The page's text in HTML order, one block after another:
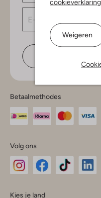
Weigeren
Betaalmethodes
Volg ons
Kies je land